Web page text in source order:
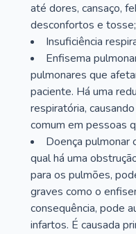
até dores, cansaço,
desconfortos e tosse;
Insuficiência
Enfisema
pulmonares que
paciente. Há uma
respiratória,
comum em pessoas
Doença pulmonar
qual há uma
para os pulmões,
graves como o
consequência, pode
infartos. É causada